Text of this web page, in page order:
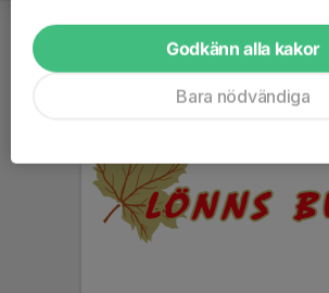
Godkänn alla kakor
Bara nödvändiga